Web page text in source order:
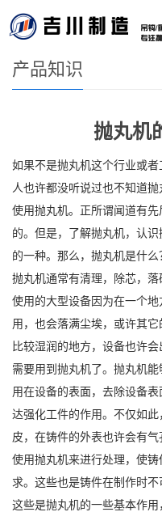
您的位置：首页>>产品知识
产品知识
抛丸机
如果不是抛丸机这个行业或
人也许都没听说过也不知道
使用抛丸机。正所谓闻道有
的。但是，了解抛丸机，认
的一种。那么，抛丸机是什
抛丸机通常有清理，除芯，
使用的大型设备因为在一个
用，也会落满尘埃，或许其
比较湿润的地方，设备也许
需要用到抛丸机了。抛丸机
用在设备的表面，去除设备
达强化工件的作用。不仅如
皮，在铸件的外表也许会有
使用抛丸机来进行处理，使
求。这些也是铸件在制作时不
这些是抛丸机的一些基本作用